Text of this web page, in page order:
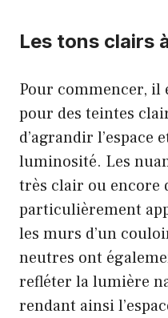
Les tons clairs
Pour commencer, il
pour des teintes
d’agrandir l’espace
luminosité. Les
très clair ou encore
particulièrement
les murs d’un
neutres ont
refléter la lumière
rendant ainsi